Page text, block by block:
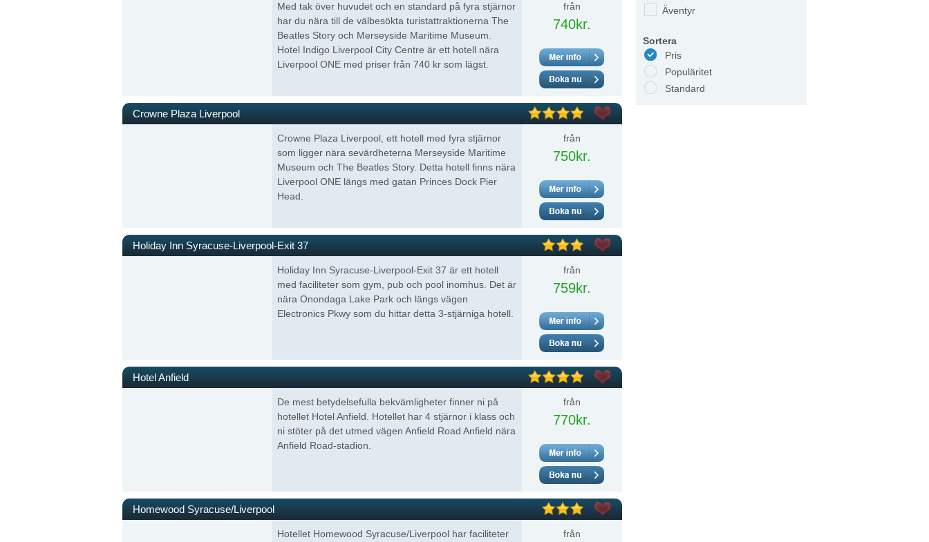
Äventyr
Sortera
Pris
Populäritet
Standard
från
740kr.
Med tak över huvudet och en standard på fyra stjärnor
har du nära till de välbesökta turistattraktionerna The
Beatles Story och Merseyside Maritime Museum.
Hotel Indigo Liverpool City Centre är ett hotell nära
Liverpool ONE med priser från 740 kr som lägst.
Crowne Plaza Liverpool
från
750kr.
Crowne Plaza Liverpool, ett hotell med fyra stjärnor
som ligger nära sevärdheterna Merseyside Maritime
Museum och The Beatles Story. Detta hotell finns nära
Liverpool ONE längs med gatan Princes Dock Pier
Head.
Holiday Inn Syracuse-Liverpool-Exit 37
från
759kr.
Holiday Inn Syracuse-Liverpool-Exit 37 är ett hotell
med faciliteter som gym, pub och pool inomhus. Det är
nära Onondaga Lake Park och längs vägen
Electronics Pkwy som du hittar detta 3-stjärniga hotell.
Hotel Anfield
från
770kr.
De mest betydelsefulla bekvämligheter finner ni på
hotellet Hotel Anfield. Hotellet har 4 stjärnor i klass och
ni stöter på det utmed vägen Anfield Road Anfield nära
Anfield Road-stadion.
Homewood Syracuse/Liverpool
från
Hotellet Homewood Syracuse/Liverpool har faciliteter